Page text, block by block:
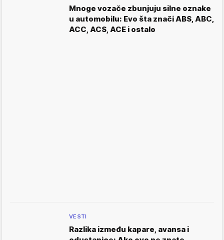
Mnoge vozače zbunjuju silne oznake
u automobilu: Evo šta znači ABS, ABC,
ACC, ACS, ACE i ostalo
VESTI
Razlika između kapare, avansa i